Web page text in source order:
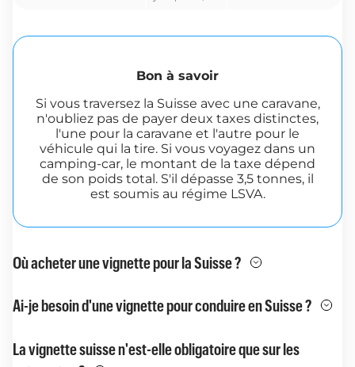
Bon à savoir
Si vous traversez la Suisse avec une caravane,
n'oubliez pas de payer deux taxes distinctes,
l'une pour la caravane et l'autre pour le
véhicule qui la tire. Si vous voyagez dans un
camping-car, le montant de la taxe dépend
de son poids total. S'il dépasse 3,5 tonnes, il
est soumis au régime LSVA.
Où acheter une vignette pour la Suisse ?
Ai-je besoin d'une vignette pour conduire en Suisse ?
La vignette suisse n'est-elle obligatoire que sur les